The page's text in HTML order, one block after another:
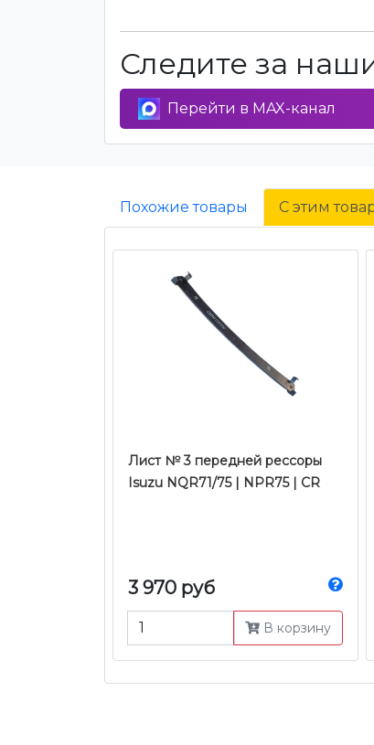
Следите за
Перейти в MAX-канал
Похожие товары С этим
Лист № 3 передней рессоры
Isuzu NQR71/75 | NPR75 | CR
3 970 руб
В корзину